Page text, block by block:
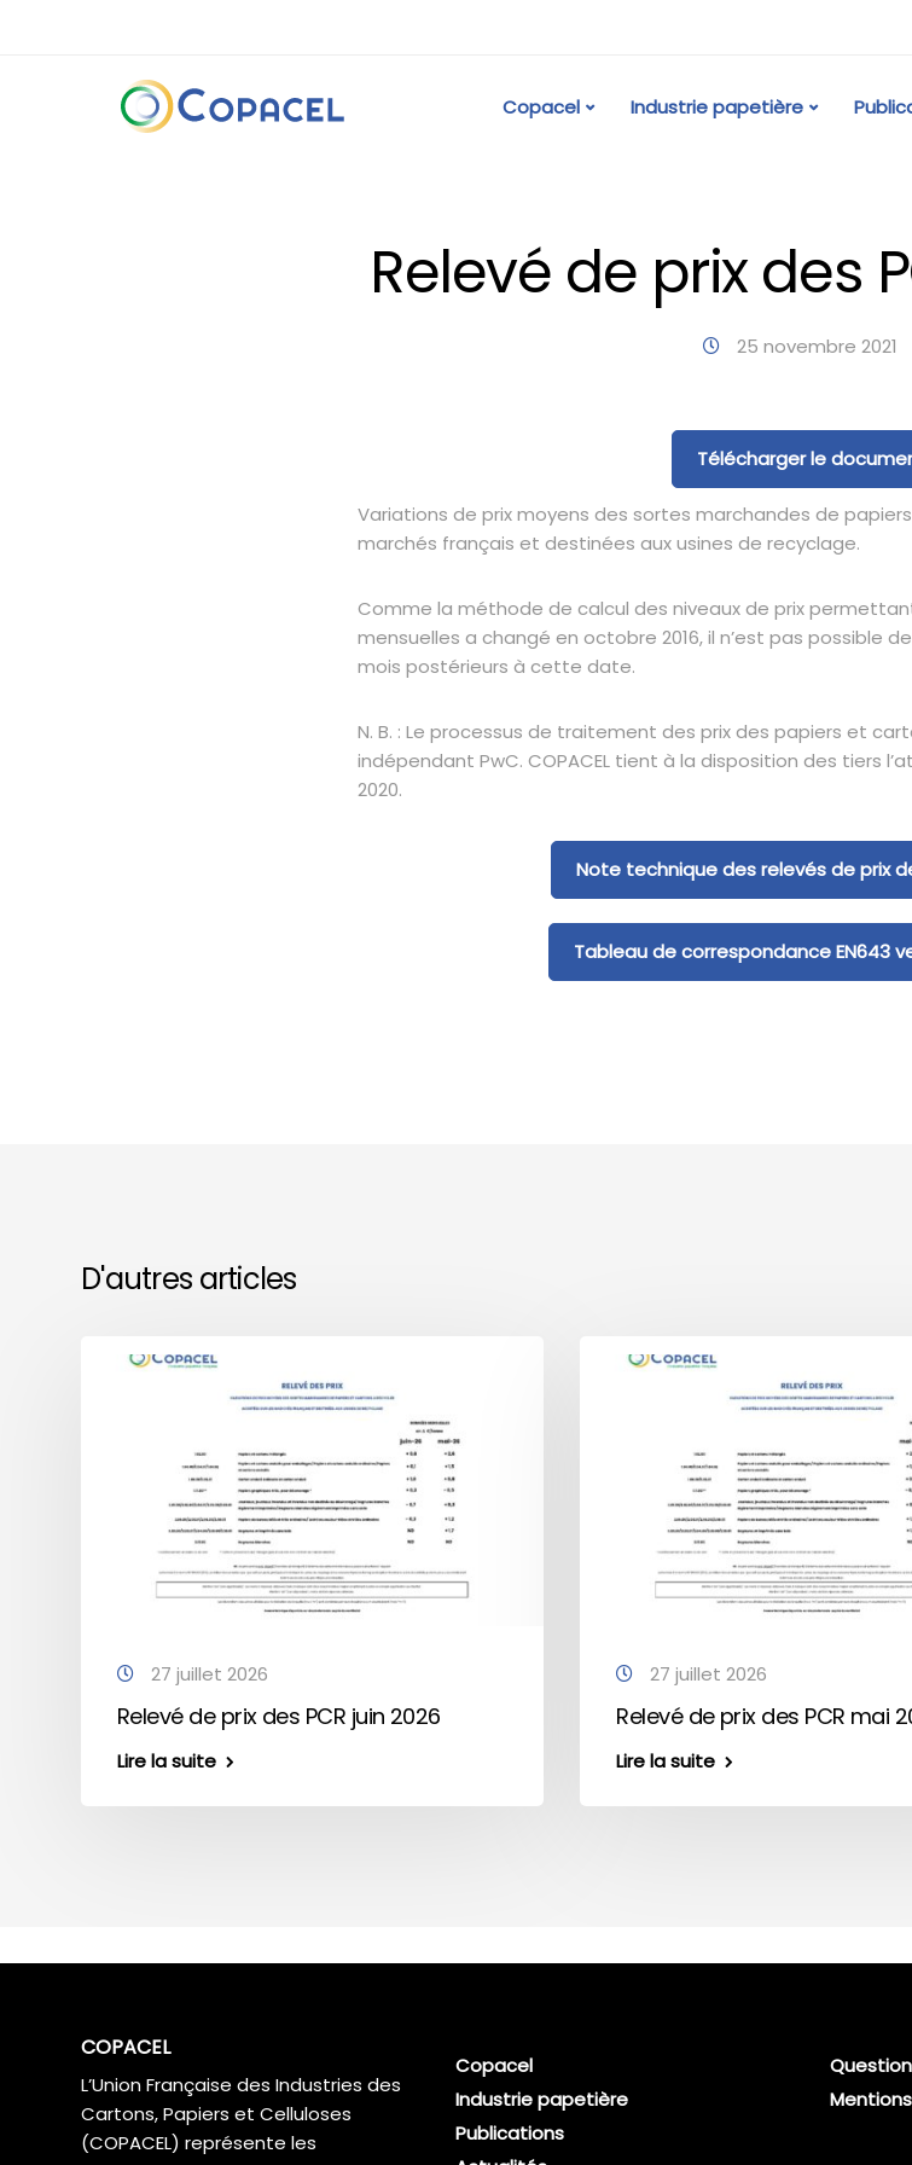
Copacel Industrie papetière
Relevé de prix des
25 novembre 2021
Télécharger le
Variations de prix moyens des sortes marchandes de
marchés français et destinées aux usines de recyclage.
Comme la méthode de calcul des niveaux de prix
mensuelles a changé en octobre 2016, il n’est pas possible
mois postérieurs à cette date.
N. B. : Le processus de traitement des prix des papiers et
indépendant PwC. COPACEL tient à la disposition des tiers
2020.
Note technique des relevés de prix
Tableau de correspondance EN643
D'autres articles
27 juillet 2026
Relevé de prix des PCR juin 2026
Lire la suite
27 juillet 2026
Relevé de prix des PCR mai
Lire la suite
COPACEL
L’Union Française des Industries des
Cartons, Papiers et Celluloses
(COPACEL) représente les
Copacel
Industrie papetière
Publications